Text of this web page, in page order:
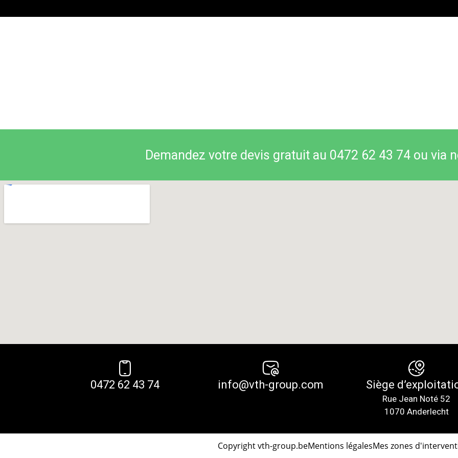
Demandez votre devis gratuit au 0472 62 43 74 ou via
0472 62 43 74 info@vth-group.com Siège
Rue Jean Noté 52
1070 Anderlecht
Copyright vth-group.beMentions légalesMes zones